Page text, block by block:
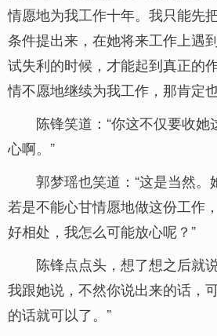
情愿地为我工作十年。我只能先
条件提出来，在她将来工作上遇
试失利的时候，才能起到真正的
情不愿地继续为我工作，那肯定
陈锋笑道：“你这不仅要收
心啊。”
郭梦瑶也笑道：“这是当然。
若是不能心甘情愿地做这份工作
好相处，我怎么可能放心呢？”
陈锋点点头，想了想之后就
我跟她说，不然你说出来的话，
的话就可以了。”